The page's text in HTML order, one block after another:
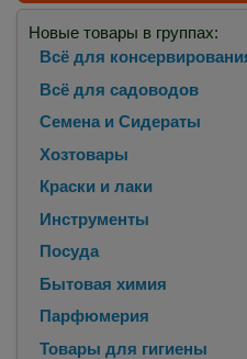
Новые товары в группах:
Всё для
Всё для садоводов
Семена и Сидераты
Хозтовары
Краски и лаки
Инструменты
Посуда
Бытовая химия
Парфюмерия
Товары для гигиены